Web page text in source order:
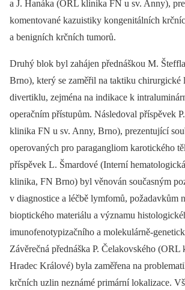
a J. Hanáka (ORL klinika FN u sv. Anny),
komentované kazuistiky kongenitálních
a benigních krčních tumorů.
Druhý blok byl zahájen přednáškou M.
Brno), který se zaměřil na taktiku chirurgické
divertiklu, zejména na indikace k
operačním přístupům. Následoval příspěvek
klinika FN u sv. Anny, Brno), prezentující
operovaných pro paragangliom karotického
příspěvek L. Šmardové (Interní
klinika, FN Brno) byl věnován současným
v diagnostice a léčbě lymfomů, požadavkům
bioptického materiálu a významu
imunofenotypizačního a molekulárně-
Závěrečná přednáška P. Čelakovského (ORL
Hradec Králové) byla zaměřena na
krčních uzlin neznámé primární lokalizace.